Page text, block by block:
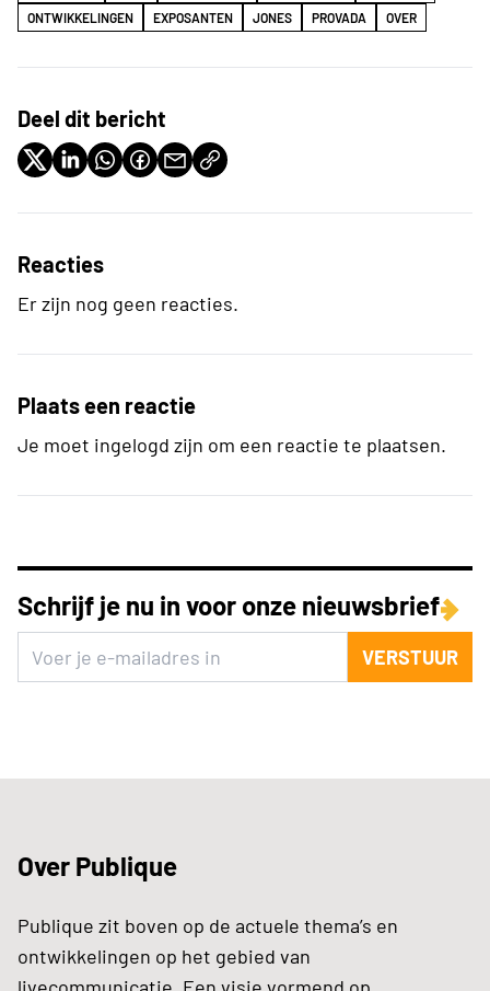
ONTWIKKELINGEN EXPOSANTEN JONES PROVADA OVER
Deel dit bericht
Reacties
Er zijn nog geen reacties.
Plaats een reactie
Je moet ingelogd zijn om een reactie te plaatsen.
Schrijf je nu in voor onze nieuwsbrief
VERSTUUR
Over Publique
Publique zit boven op de actuele thema’s en
ontwikkelingen op het gebied van
livecommunicatie. Een visie vormend op